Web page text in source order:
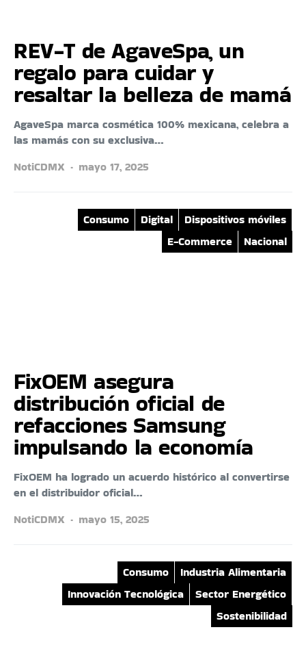
REV-T de AgaveSpa, un
regalo para cuidar y
resaltar la belleza de mamá
AgaveSpa marca cosmética 100% mexicana, celebra a
las mamás con su exclusiva…
NotiCDMX
mayo 17, 2025
Consumo Digital
Dispositivos móviles
E-Commerce
Nacional
FixOEM asegura
distribución oficial de
refacciones Samsung
impulsando la economía
FixOEM ha logrado un acuerdo histórico al convertirse
en el distribuidor oficial…
NotiCDMX
mayo 15, 2025
Consumo
Industria Alimentaria
Innovación Tecnológica
Sector Energético
Sostenibilidad